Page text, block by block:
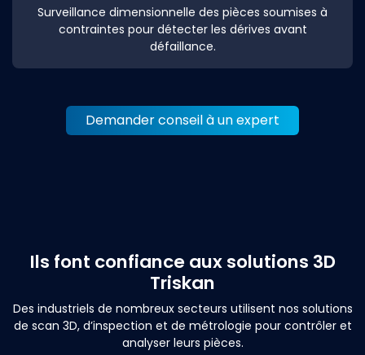
Surveillance dimensionnelle des pièces soumises à
contraintes pour détecter les dérives avant
défaillance.
Demander conseil à un expert
Ils font confiance aux solutions 3D
Triskan
Des industriels de nombreux secteurs utilisent nos solutions
de scan 3D, d’inspection et de métrologie pour contrôler et
analyser leurs pièces.